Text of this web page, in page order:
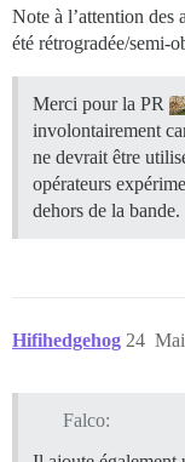
Note à l’attention des
été rétrogradée/semi-
Merci pour la PR
involontairement
ne devrait être
opérateurs
dehors de la bande.
Hifihedgehog 24
Falco: